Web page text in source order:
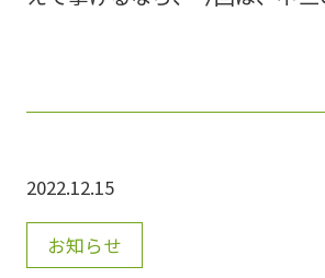
中学に入学してすでに定期テス
りました。全教科、前期期末
合格し、2月、3月の入試も
す！ 入学以来、ずっと合計450点以上をキープ
2022.12.15
お知らせ